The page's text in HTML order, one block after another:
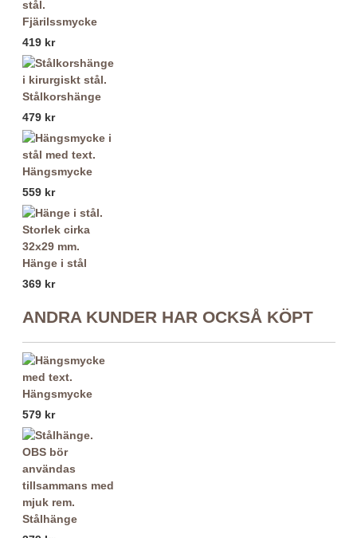
Fjärilssmycke
419 kr
Stålkorshänge
479 kr
Hängsmycke
559 kr
Hänge i stål
369 kr
ANDRA KUNDER HAR OCKSÅ KÖPT
Hängsmycke
579 kr
Stålhänge